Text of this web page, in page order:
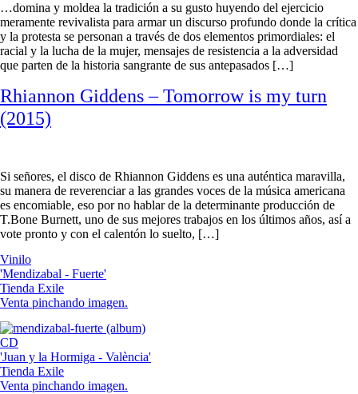
…domina y moldea la tradición a su gusto huyendo del ejercicio
meramente revivalista para armar un discurso profundo donde la crítica
y la protesta se personan a través de dos elementos primordiales: el
racial y la lucha de la mujer, mensajes de resistencia a la adversidad
que parten de la historia sangrante de sus antepasados […]
Rhiannon Giddens – Tomorrow is my turn
(2015)
Si señores, el disco de Rhiannon Giddens es una auténtica maravilla,
su manera de reverenciar a las grandes voces de la música americana
es encomiable, eso por no hablar de la determinante producción de
T.Bone Burnett, uno de sus mejores trabajos en los últimos años, así a
vote pronto y con el calentón lo suelto, […]
Vinilo
'Mendizabal - Fuerte'
Tienda Exile
Venta pinchando imagen.
CD
'Juan y la Hormiga - València'
Tienda Exile
Venta pinchando imagen.